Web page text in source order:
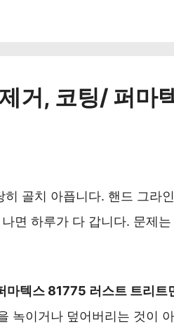
거, 코팅/ 퍼마
히 골치 아픕니다. 핸드 그라
면 하루가 다 갑니다. 문제
마텍스 81775 러스트 트리트
녹이거나 덮어버리는 것이